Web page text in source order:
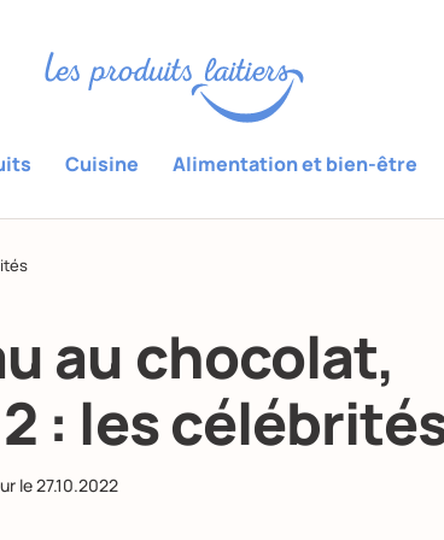
Cuisine Alimentation et bien-être
au chocolat,
: les
le27.10.2022